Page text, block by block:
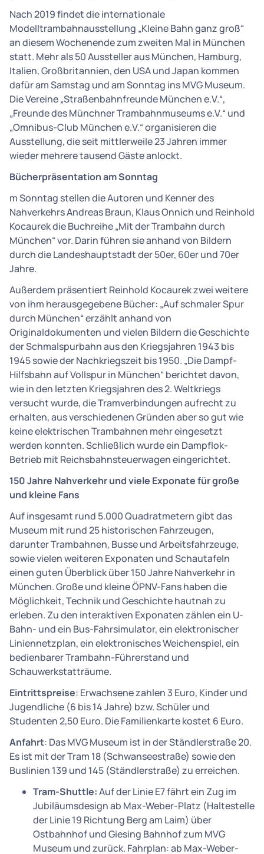
Nach 2019 findet die internationale
Modelltrambahnausstellung „Kleine Bahn ganz groß“
an diesem Wochenende zum zweiten Mal in München
statt. Mehr als 50 Aussteller aus München, Hamburg,
Italien, Großbritannien, den USA und Japan kommen
dafür am Samstag und am Sonntag ins MVG Museum.
Die Vereine „Straßenbahnfreunde München e.V.“,
„Freunde des Münchner Trambahnmuseums e.V.“ und
„Omnibus-Club München e.V.“ organisieren die
Ausstellung, die seit mittlerweile 23 Jahren immer
wieder mehrere tausend Gäste anlockt.
Bücherpräsentation am Sonntag
m Sonntag stellen die Autoren und Kenner des
Nahverkehrs Andreas Braun, Klaus Onnich und Reinhold
Kocaurek die Buchreihe „Mit der Trambahn durch
München“ vor. Darin führen sie anhand von Bildern
durch die Landeshauptstadt der 50er, 60er und 70er
Jahre.
Außerdem präsentiert Reinhold Kocaurek zwei weitere
von ihm herausgegebene Bücher: „Auf schmaler Spur
durch München“ erzählt anhand von
Originaldokumenten und vielen Bildern die Geschichte
der Schmalspurbahn aus den Kriegsjahren 1943 bis
1945 sowie der Nachkriegszeit bis 1950. „Die Dampf-
Hilfsbahn auf Vollspur in München“ berichtet davon,
wie in den letzten Kriegsjahren des 2. Weltkriegs
versucht wurde, die Tramverbindungen aufrecht zu
erhalten, aus verschiedenen Gründen aber so gut wie
keine elektrischen Trambahnen mehr eingesetzt
werden konnten. Schließlich wurde ein Dampflok-
Betrieb mit Reichsbahnsteuerwagen eingerichtet.
150 Jahre Nahverkehr und viele Exponate für große
und kleine Fans
Auf insgesamt rund 5.000 Quadratmetern gibt das
Museum mit rund 25 historischen Fahrzeugen,
darunter Trambahnen, Busse und Arbeitsfahrzeuge,
sowie vielen weiteren Exponaten und Schautafeln
einen guten Überblick über 150 Jahre Nahverkehr in
München. Große und kleine ÖPNV-Fans haben die
Möglichkeit, Technik und Geschichte hautnah zu
erleben. Zu den interaktiven Exponaten zählen ein U-
Bahn- und ein Bus-Fahrsimulator, ein elektronischer
Liniennetzplan, ein elektronisches Weichenspiel, ein
bedienbarer Trambahn-Führerstand und
Schauwerkstatträume.
Eintrittspreise: Erwachsene zahlen 3 Euro, Kinder und
Jugendliche (6 bis 14 Jahre) bzw. Schüler und
Studenten 2,50 Euro. Die Familienkarte kostet 6 Euro.
Anfahrt: Das MVG Museum ist in der Ständlerstraße 20.
Es ist mit der Tram 18 (Schwanseestraße) sowie den
Buslinien 139 und 145 (Ständlerstraße) zu erreichen.
Tram-Shuttle:Auf der Linie E7 fährt ein Zug im
Jubiläumsdesign ab Max-Weber-Platz (Haltestelle
der Linie 19 Richtung Berg am Laim) über
Ostbahnhof und Giesing Bahnhof zum MVG
Museum und zurück. Fahrplan: ab Max-Weber-